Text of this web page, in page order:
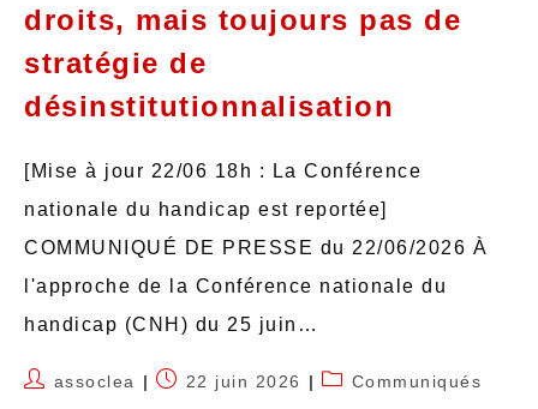
droits, mais toujours pas de
stratégie de
désinstitutionnalisation
[Mise à jour 22/06 18h : La Conférence
nationale du handicap est reportée]
COMMUNIQUÉ DE PRESSE du 22/06/2026 À
l'approche de la Conférence nationale du
handicap (CNH) du 25 juin…
assoclea 22 juin 2026 Communiqués